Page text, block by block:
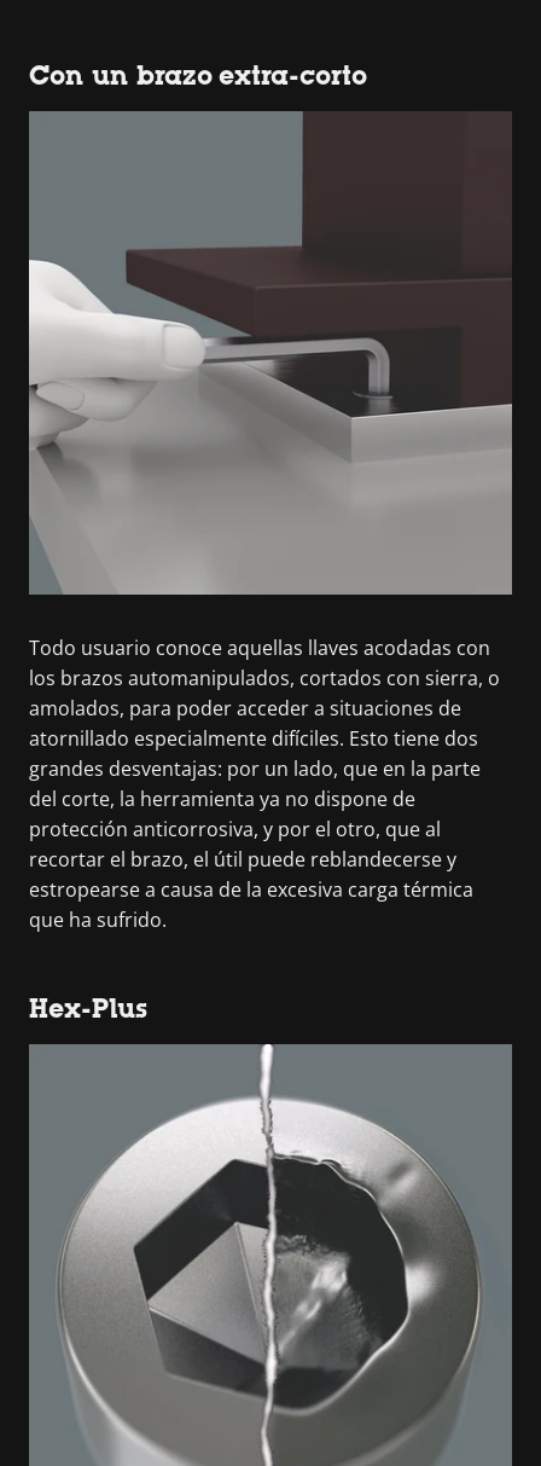
Con un brazo extra-corto
Todo usuario conoce aquellas llaves acodadas con
los brazos automanipulados, cortados con sierra, o
amolados, para poder acceder a situaciones de
atornillado especialmente difíciles. Esto tiene dos
grandes desventajas: por un lado, que en la parte
del corte, la herramienta ya no dispone de
protección anticorrosiva, y por el otro, que al
recortar el brazo, el útil puede reblandecerse y
estropearse a causa de la excesiva carga térmica
que ha sufrido.
Hex-Plus